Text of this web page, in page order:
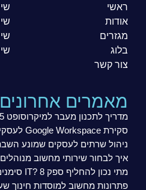
ראשי
אודות
מגזרים
בלוג
צור קשר
מאמרים אחרונים
מדריך לתכנון מעבר למיקרוסופט 365 בלי השבתות
סקירת Google Workspace לעסקים: האם זה מתאים לכם?
ניהול שרתים לעסקים שמונע
איך לבחור שירותי מחשוב
מתי נכון להחליף ספק IT? 8 סימנים שאסור להתעלם מהם
פתרונות מחשוב למוסדות חינוך